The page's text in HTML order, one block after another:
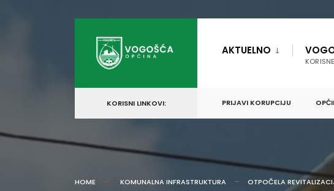
content
AKTUELNO
KORISNI LINKOVI: PRIJAVI KORUPCIJU
HOME KOMUNALNA INFRASTRUKTURA OTPOČELA